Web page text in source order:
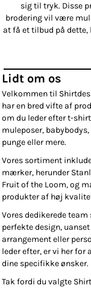
sig til tryk. Disse
brodering vil være
at få et tilbud på
Lidt om os
Velkommen til
har en bred vifte af
om du leder efter t-
muleposer,
punge eller mere.
Vores sortiment
mærker, herunder
Fruit of the Loom, og
produkter af høj
Vores dedikerede
perfekte design,
arrangement eller
leder efter, er vi her
dine specifikke ønsker.
Tak fordi du valgte